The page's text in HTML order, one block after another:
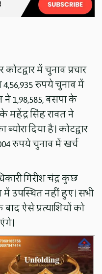
में चुनाव प्रचार
रुपये चुनाव में
ने 1,98,585, बसपा के
महेंद्र सिंह रावत ने
दिया है। कोटद्वार
रुपये चुनाव में खर्च
गिरीश चंद्र कुछ
में उपस्थित नहीं हुए। सभी
ऐसे प्रत्याशियों को